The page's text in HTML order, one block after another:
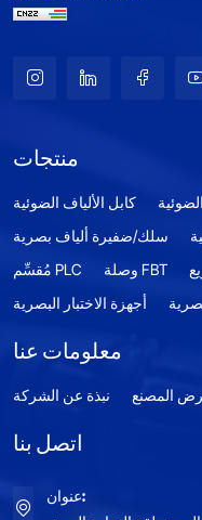
منتجات
كابل الألياف الضوئية
سلك/ضفيرة ألياف بصرية
مُقسِّم PLC
وصلة FBT
أجهزة الاختبار البصرية
معلومات عنا
نبذة عن الشركة المصنع
اتصل بنا
عنوان: